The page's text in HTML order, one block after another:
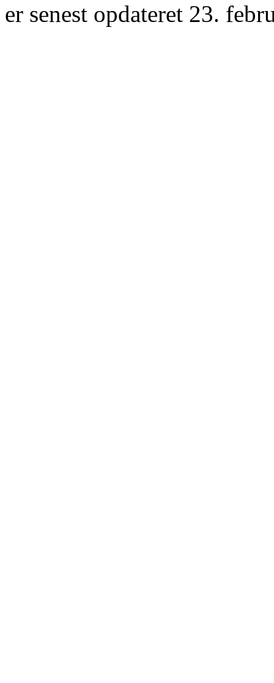
er senest opdateret 23.